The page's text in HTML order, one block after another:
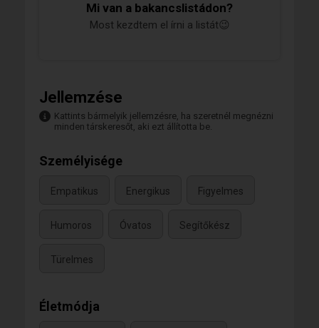
Mi van a bakancslistádon?
Most kezdtem el írni a listát😉
Jellemzése
Kattints bármelyik jellemzésre, ha szeretnél megnézni
minden társkeresőt, aki ezt állította be.
Személyisége
Empatikus Energikus Figyelmes
Humoros Óvatos Segítőkész
Türelmes
Életmódja